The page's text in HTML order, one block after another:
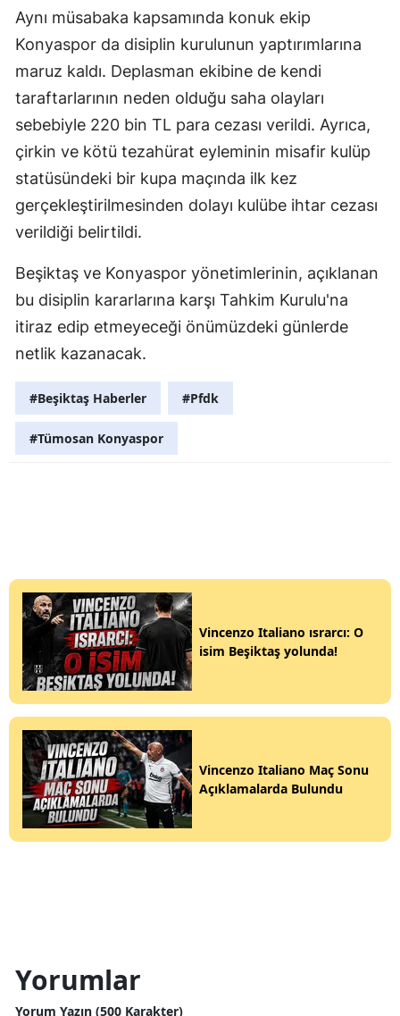
Aynı müsabaka kapsamında konuk ekip
Konyaspor da disiplin kurulunun yaptırımlarına
maruz kaldı. Deplasman ekibine de kendi
taraftarlarının neden olduğu saha olayları
sebebiyle 220 bin TL para cezası verildi. Ayrıca,
çirkin ve kötü tezahürat eyleminin misafir kulüp
statüsündeki bir kupa maçında ilk kez
gerçekleştirilmesinden dolayı kulübe ihtar cezası
verildiği belirtildi.
Beşiktaş ve Konyaspor yönetimlerinin, açıklanan
bu disiplin kararlarına karşı Tahkim Kurulu'na
itiraz edip etmeyeceği önümüzdeki günlerde
netlik kazanacak.
#Beşiktaş Haberler #Pfdk
#Tümosan Konyaspor
Vincenzo Italiano ısrarcı: O
isim Beşiktaş yolunda!
Vincenzo Italiano Maç Sonu
Açıklamalarda Bulundu
Yorumlar
Yorum Yazın (500 Karakter)